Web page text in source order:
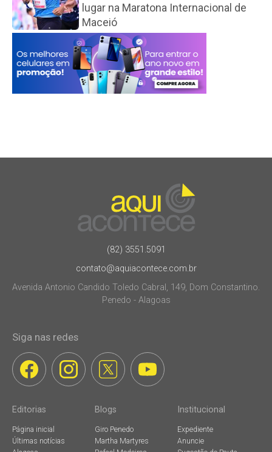
lugar na Maratona Internacional de
Maceió
(82) 3551.5091
contato@aquiacontece.com.br
Avenida Antonio Candido Toledo Cabral, 149, Dom Constantino.
Penedo - Alagoas
Siga nas redes
Editorias
Página inicial
Últimas notícias
Blogs
Giro Penedo
Martha Martyres
Institucional
Expediente
Anuncie